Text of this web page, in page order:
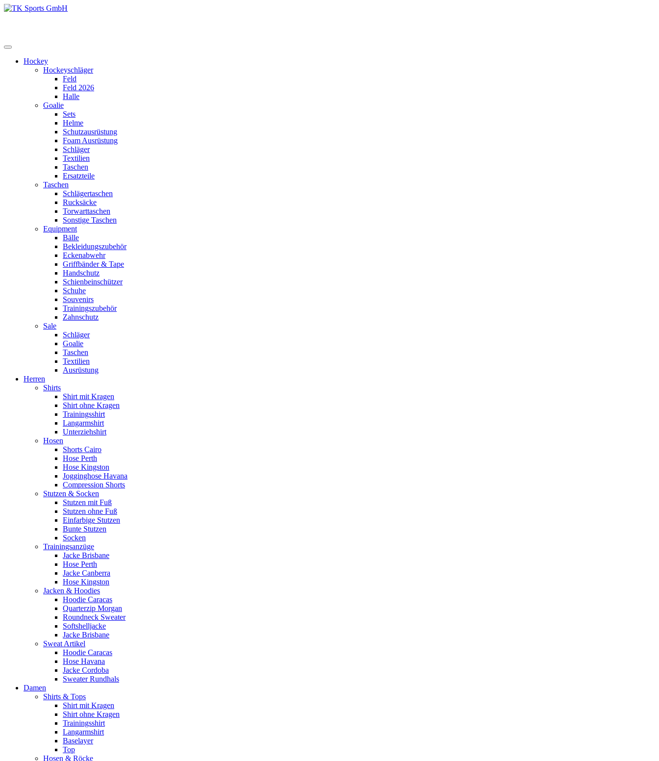
Zum
Hockey
Hockeyschläger
Feld
Feld 2026
Halle
Goalie
Sets
Helme
Schutzausrüstung
Foam Ausrüstung
Schläger
Textilien
Taschen
Ersatzteile
Taschen
Schlägertaschen
Rucksäcke
Torwarttaschen
Sonstige Taschen
Equipment
Bälle
Bekleidungszubehör
Eckenabwehr
Griffbänder & Tape
Handschutz
Schienbeinschützer
Schuhe
Souvenirs
Trainingszubehör
Zahnschutz
Sale
Schläger
Goalie
Taschen
Textilien
Ausrüstung
Herren
Shirts
Shirt mit Kragen
Shirt ohne Kragen
Trainingsshirt
Langarmshirt
Unterziehshirt
Hosen
Shorts Cairo
Hose Perth
Hose Kingston
Jogginghose Havana
Compression Shorts
Stutzen & Socken
Stutzen mit Fuß
Stutzen ohne Fuß
Einfarbige Stutzen
Bunte Stutzen
Socken
Trainingsanzüge
Jacke Brisbane
Hose Perth
Jacke Canberra
Hose Kingston
Jacken & Hoodies
Hoodie Caracas
Quarterzip Morgan
Roundneck Sweater
Softshelljacke
Jacke Brisbane
Sweat Artikel
Hoodie Caracas
Hose Havana
Jacke Cordoba
Sweater Rundhals
Damen
Shirts & Tops
Shirt mit Kragen
Shirt ohne Kragen
Trainingsshirt
Langarmshirt
Baselayer
Top
Hosen & Röcke